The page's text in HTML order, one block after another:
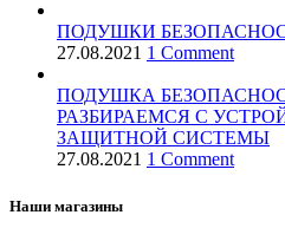
ПОДУШКИ
27.08.2021 1 Comment
ПОДУШКА
РАЗБИРАЕМСЯ С
ЗАЩИТНОЙ СИСТЕМЫ
27.08.2021 1 Comment
Наши магазины